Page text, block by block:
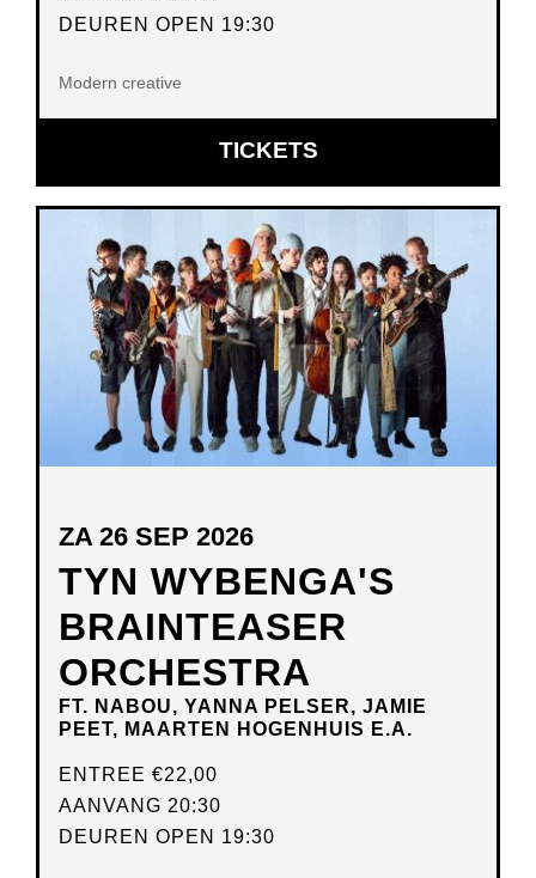
DEUREN OPEN 19:30
Modern creative
TICKETSOPENT
IN
VENSTER
TYN WYBENGA'S
BRAINTEASER
ORCHESTRA
FT. NABOU, YANNA PELSER, JAMIE
PEET, MAARTEN HOGENHUIS E.A.
ZA 26 SEP 2026
ENTREE €22,00
AANVANG 20:30
DEUREN OPEN 19:30